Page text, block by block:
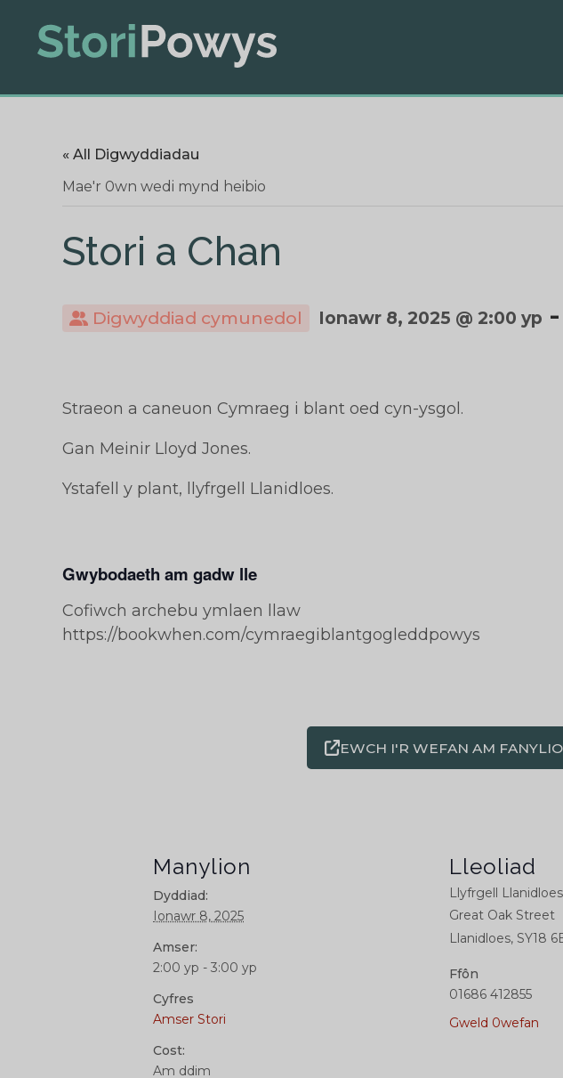
« All Digwyddiadau
Mae'r 0wn wedi mynd heibio
Stori a Chan
Digwyddiad cymunedol Ionawr 8, 2025 @ 2:00 yp
Straeon a caneuon Cymraeg i blant oed cyn-ysgol.
Gan Meinir Lloyd Jones.
Ystafell y plant, llyfrgell Llanidloes.
Gwybodaeth am gadw lle
Cofiwch archebu ymlaen llaw
https://bookwhen.com/cymraegiblantgogleddpowys
EWCH I'R WEFAN AM
Manylion
Dyddiad:
Ionawr 8, 2025
Amser:
2:00 yp - 3:00 yp
Cyfres
Amser Stori
Cost:
Am ddim
Lleoliad
Llyfrgell
Great Oak Street
Llanidloes, SY18
Ffôn
01686 412855
Gweld 0wefan